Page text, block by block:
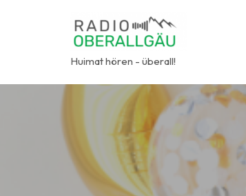
springen
Huimat hören - überall!